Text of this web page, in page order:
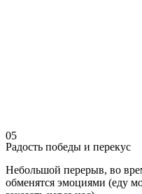
05
Радость победы и перекус
Небольшой перерыв, во
обменятся эмоциями (еду